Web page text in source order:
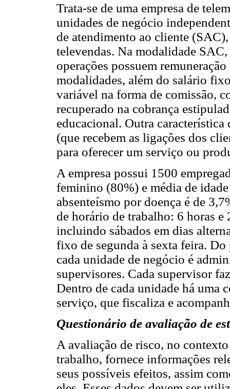
Trata-se de uma empresa de
unidades de negócio
de atendimento ao cliente
televendas. Na modalidade
operações possuem
modalidades, além do salário
variável na forma de comissão,
recuperado na cobrança
educacional. Outra característica
(que recebem as ligações dos
para oferecer um serviço ou
A empresa possui 1500
feminino (80%) e média de
absenteísmo por doença é de
de horário de trabalho: 6 horas
incluindo sábados em dias
fixo de segunda à sexta feira.
cada unidade de negócio é
supervisores. Cada supervisor
Dentro de cada unidade há uma
serviço, que fiscaliza e
Questionário de avaliação de
A avaliação de risco, no
trabalho, fornece informações
seus possíveis efeitos, assim